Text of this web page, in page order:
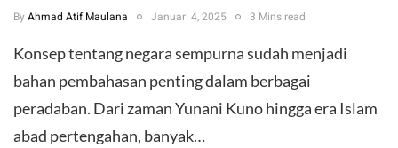
By Ahmad Atif Maulana Januari 4, 2025 3 Mins read
Konsep tentang negara sempurna sudah menjadi
bahan pembahasan penting dalam berbagai
peradaban. Dari zaman Yunani Kuno hingga era Islam
abad pertengahan, banyak…